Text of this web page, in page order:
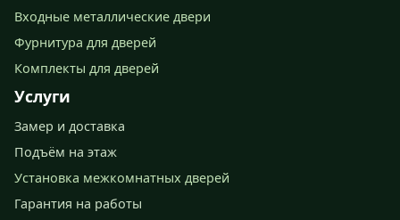
Входные металлические двери
Фурнитура для дверей
Комплекты для дверей
Услуги
Замер и доставка
Подъём на этаж
Установка межкомнатных дверей
Гарантия на работы